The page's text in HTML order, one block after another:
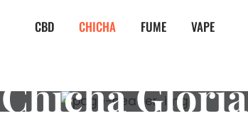
CBD CHICHA FUME VAPE
Chicha Gloria